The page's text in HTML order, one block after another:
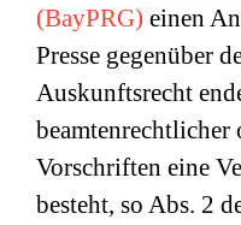
(BayPRG) einen
Presse gegenüber
Auskunftsrecht
beamtenrechtlicher
Vorschriften eine
besteht, so Abs. 2